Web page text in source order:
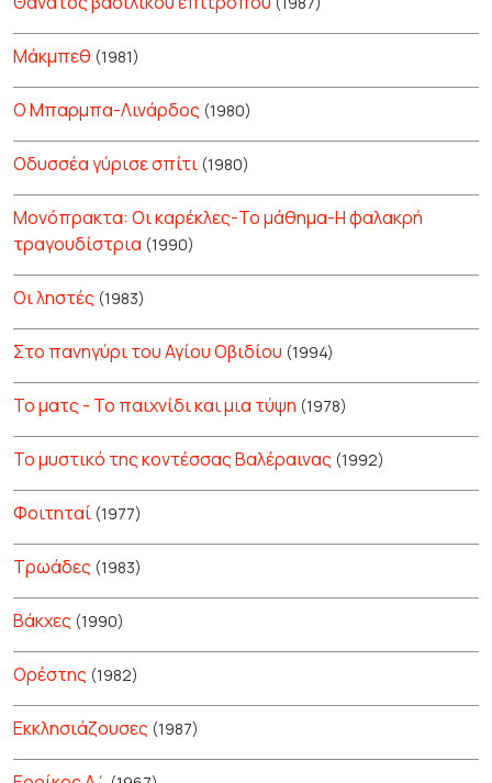
Μάκμπεθ (1981)
Ο Μπαρμπα-Λινάρδος (1980)
Οδυσσέα γύρισε σπίτι (1980)
Μονόπρακτα: Οι καρέκλες-Το μάθημα-Η φαλακρή
τραγουδίστρια (1990)
Οι ληστές (1983)
Στο πανηγύρι του Αγίου Οβιδίου (1994)
Το ματς - Το παιχνίδι και μια τύψη (1978)
Το μυστικό της κοντέσσας Βαλέραινας (1992)
Φοιτηταί (1977)
Τρωάδες (1983)
Βάκχες (1990)
Ορέστης (1982)
Εκκλησιάζουσες (1987)